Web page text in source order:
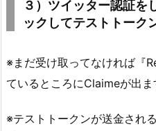
３）ツイッター認証を
ックしてテストトーク
※まだ受け取ってなければ『
ているところにClaimeが出ま
※テストトークンが送金され